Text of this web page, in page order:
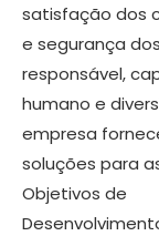
satisfação dos
e segurança
responsável,
humano e
empresa
soluções para
Objetivos de